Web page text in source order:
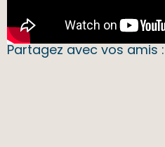
Partagez avec vos amis :